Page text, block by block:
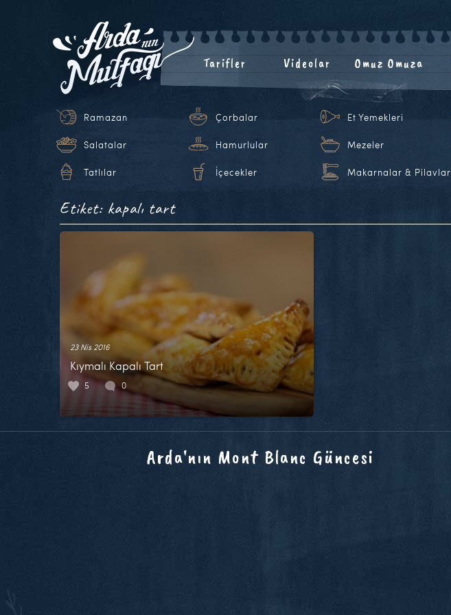
Tarifler Videolar Omuz Omuza
Ramazan Çorbalar Et Yemekleri
Salatalar Hamurlular Mezeler
Tatlılar İçecekler Makarnalar & Pilavlar
Etiket: kapalı tart
23 Nis 2016
Kıymalı Kapalı Tart
5 0
Arda'nın Mont Blanc Güncesi